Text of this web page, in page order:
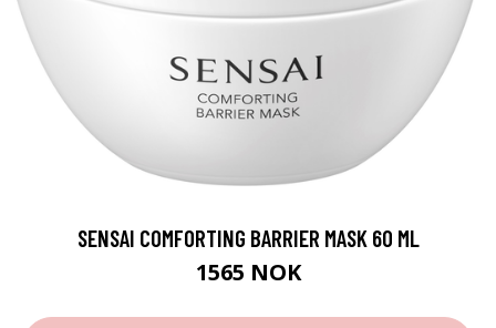
SENSAI COMFORTING BARRIER MASK 60 ML
1565 NOK